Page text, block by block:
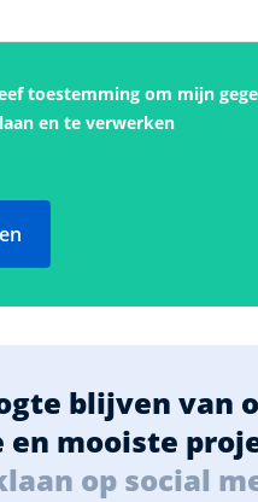
toestemming om mijn
en te verwerken
blijven van
mooiste
op social